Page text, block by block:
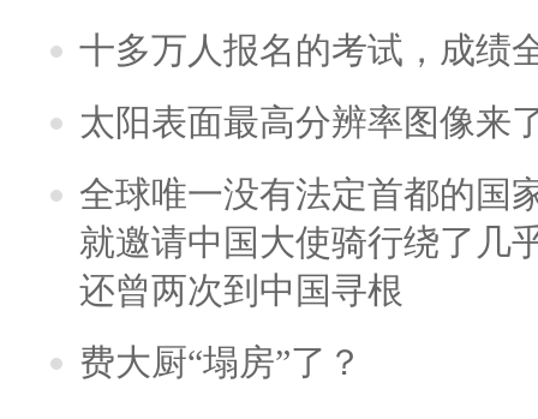
十多万人报名的考试，成绩
太阳表面最高分辨率图像来
全球唯一没有法定首都的国
就邀请中国大使骑行绕了几
还曾两次到中国寻根
费大厨“塌房”了？